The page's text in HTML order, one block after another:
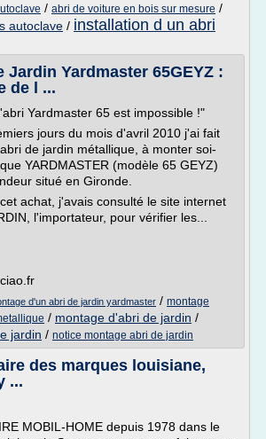
/ abri de voiture en bois sur mesure /
autoclave / installation d un abri
Jardin Yardmaster 65GEYZ :
de l ...
Yardmaster 65 est impossible !"
jours du mois d'avril 2010 j'ai fait
de jardin métallique, à monter soi-
YARDMASTER (modèle 65 GEYZ)
situé en Gironde.
achat, j'avais consulté le site internet
l'importateur, pour vérifier les...
d'un abri de jardin yardmaster / montage
/ montage d'abri de jardin /
jardin / notice montage abri de jardin
des marques louisiane,
...
MOBIL-HOME depuis 1978 dans le